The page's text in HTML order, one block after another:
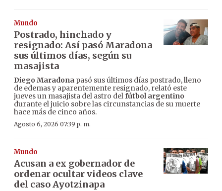
Mundo
Postrado, hinchado y
resignado: Así pasó Maradona
sus últimos días, según su
masajista
Diego Maradona pasó sus últimos días postrado, lleno
de edemas y aparentemente resignado, relató este
jueves un masajista del astro delfútbol argentino
durante el juicio sobre las circunstancias de su muerte
hace más de cinco años.
Agosto 6, 2026 07:39 p. m.
Mundo
Acusan a ex gobernador de
ordenar ocultar videos clave
del caso Ayotzinapa